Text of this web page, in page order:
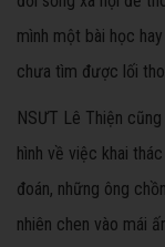
mình một bài học
chưa tìm được lối
NSƯT Lê Thiện
hình về việc khai
đoán, những ông
nhiên chen vào mái